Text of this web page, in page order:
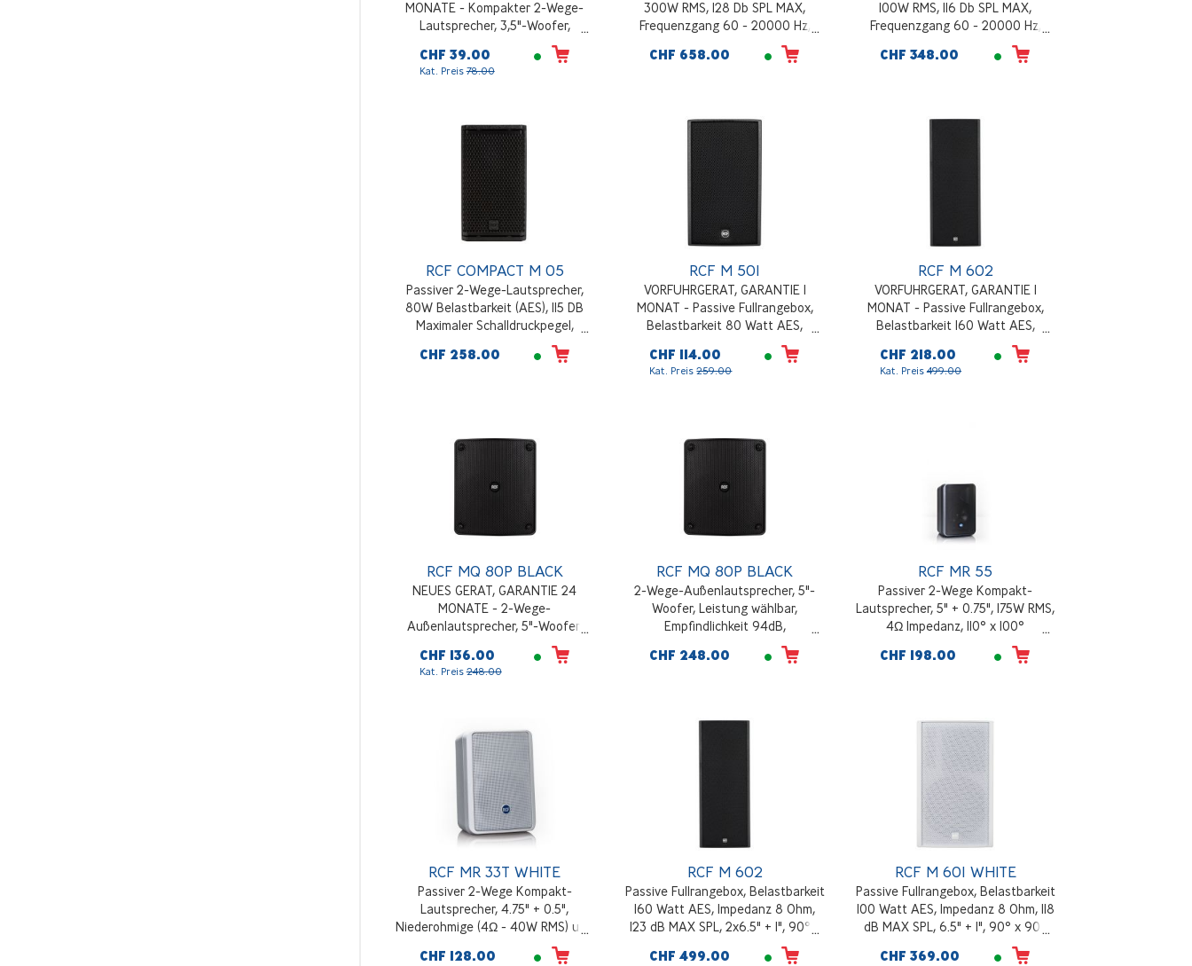
MONATE - Kompakter 2-Wege-
Lautsprecher, 3,5"-Woofer,
Leistung umschaltbar,
Empfindlichkeit 87 dB, IP 55,
Schwarz (RAL 9005)
CHF 39.00
Kat. Preis78.00
300W RMS, 128 Db SPL MAX,
Frequenzgang 60 - 20000 Hz,
Horn mit konstanter Richtwirkung
90°x70°, 17 Kg, schwarz
CHF 658.00
100W RMS, 116 Db SPL MAX,
Frequenzgang 60 - 20000 Hz,
Horn mit konstanter Richtwirkung
120°x80°, 5.5 Kg, Schwarz
CHF 348.00
RCF COMPACT M 05
Passiver 2-Wege-Lautsprecher,
80W Belastbarkeit (AES), 115 DB
Maximaler Schalldruckpegel,
Frequenzgang 70 - 20000 Hz,
120°x80°, 4.2 Kg, Schwarz
CHF 258.00
RCF M 501
VORFUHRGERAT, GARANTIE 1
MONAT - Passive Fullrangebox,
Belastbarkeit 80 Watt AES,
Impedanz 8 Ohm, 112 dB MAX SPL,
5.5" + 1", 90° x 90° Abstrahlung,
Schwarz
CHF 114.00
Kat. Preis259.00
RCF M 602
VORFUHRGERAT, GARANTIE 1
MONAT - Passive Fullrangebox,
Belastbarkeit 160 Watt AES,
Impedanz 8 Ohm, 123 dB MAX SPL,
2x6.5" + 1", 90° x 90° Abstrahlung,
Schwarz
CHF 218.00
Kat. Preis499.00
RCF MQ 80P BLACK
NEUES GERAT, GARANTIE 24
MONATE - 2-Wege-
Außenlautsprecher, 5"-Woofer,
Leistung wählbar, Empfindlichkeit
94dB, Frequenzgang 100Hz -
20000Hz, IP55, Schwarz
CHF 136.00
Kat. Preis248.00
RCF MQ 80P BLACK
2-Wege-Außenlautsprecher, 5"-
Woofer, Leistung wählbar,
Empfindlichkeit 94dB,
Frequenzgang 100Hz - 20000Hz,
IP55, Schwarz
CHF 248.00
RCF MR 55
Passiver 2-Wege Kompakt-
Lautsprecher, 5" + 0.75", 175W RMS,
4Ω Impedanz, 110° x 100°
Abstrahlung, Inkl. Wandhalterung,
Gewicht: 3,9 Kg, Schwarz
CHF 198.00
RCF MR 33T WHITE
Passiver 2-Wege Kompakt-
Lautsprecher, 4.75" + 0.5",
Niederohmige (4Ω - 40W RMS) und
100V Anwendungen, 110° x 100°
Abstrahlung, Inkl. Wandhalterung,
CHF 128.00
RCF M 602
Passive Fullrangebox, Belastbarkeit
160 Watt AES, Impedanz 8 Ohm,
123 dB MAX SPL, 2x6.5" + 1", 90° x
90° Abstrahlung, Schwarz
CHF 499.00
RCF M 601 WHITE
Passive Fullrangebox, Belastbarkeit
100 Watt AES, Impedanz 8 Ohm, 118
dB MAX SPL, 6.5" + 1", 90° x 90°
CHF 369.00